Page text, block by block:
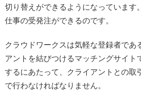
切り替えができるようになっています
仕事の受発注ができるのです。
クラウドワークスは気軽な登録者であ
アントを結びつけるマッチングサイト
するにあたって、クライアントとの取
で行わなければなりません。